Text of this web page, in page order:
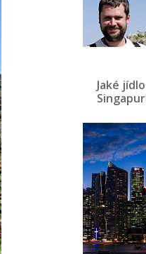
Jaké